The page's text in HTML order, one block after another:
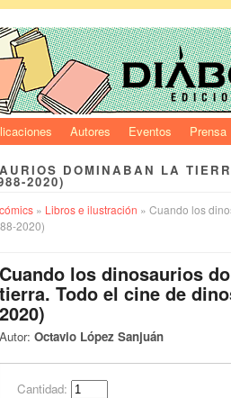
Autores Eventos Prensa
DOMINABAN LA
2020)
» Libros e ilustración » Cuando los
2020)
Cuando los dinosaurios
tierra. Todo el cine de
2020)
Autor: Octavio López Sanjuán
Cantidad: